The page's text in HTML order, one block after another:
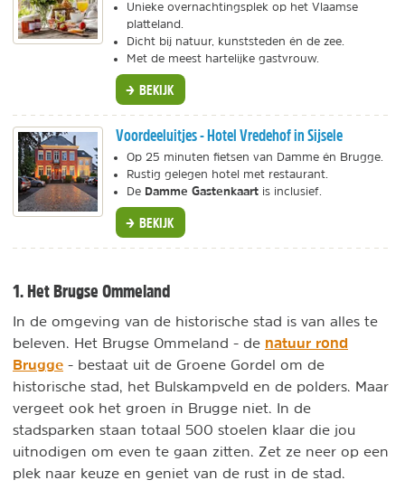
Unieke overnachtingsplek op het Vlaamse
platteland.
Dicht bij natuur, kunststeden én de zee.
Met de meest hartelijke gastvrouw.
BEKIJK
Voordeeluitjes - Hotel Vredehof in Sijsele
Op 25 minuten fietsen van Damme én Brugge.
Rustig gelegen hotel met restaurant.
De Damme Gastenkaart is inclusief.
BEKIJK
1. Het Brugse Ommeland
In de omgeving van de historische stad is van alles te
beleven. Het Brugse Ommeland - de natuur rond
Brugge - bestaat uit de Groene Gordel om de
historische stad, het Bulskampveld en de polders. Maar
vergeet ook het groen ín Brugge niet. In de
stadsparken staan totaal 500 stoelen klaar die jou
uitnodigen om even te gaan zitten. Zet ze neer op een
plek naar keuze en geniet van de rust in de stad.